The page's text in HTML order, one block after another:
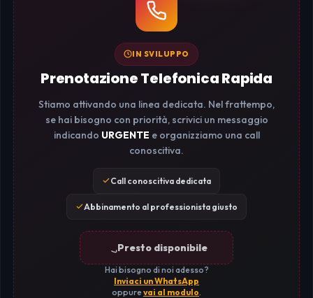
IN SVILUPPO
Prenotazione Telefonica Rapida
Stiamo attivando una linea dedicata. Nel frattempo,
se hai bisogno con priorità, scrivici un messaggio
indicando URGENTE e organizziamo una call
conoscitiva.
Call conoscitiva dedicata
Abbinamento al professionista giusto
Presto disponibile
Hai bisogno di noi adesso?
Inviaci un WhatsApp
oppurevai al modulo.